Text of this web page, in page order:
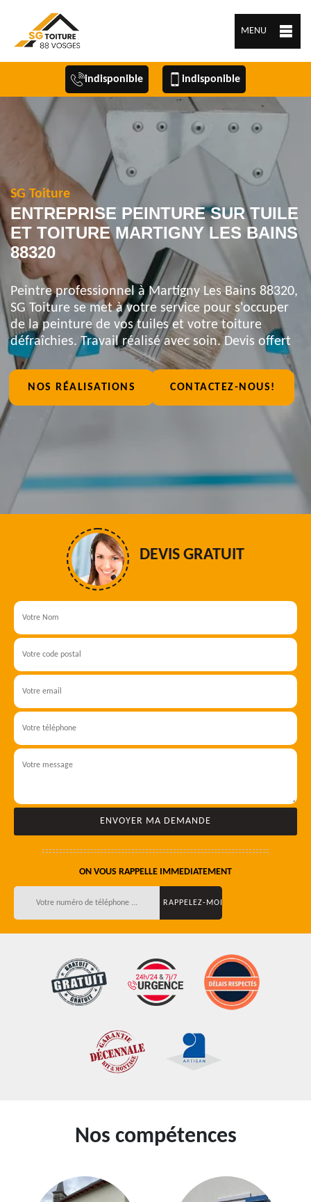
MENU
indisponible indisponible
SG Toiture
ENTREPRISE PEINTURE SUR TUILE
ET TOITURE MARTIGNY LES BAINS
88320
Peintre professionnel à Martigny Les Bains 88320,
SG Toiture se met à votre service pour s'occuper
de la peinture de vos tuiles et votre toiture
défraîchies. Travail réalisé avec soin. Devis offert
NOS RÉALISATIONS CONTACTEZ-NOUS!
DEVIS GRATUIT
ON VOUS RAPPELLE IMMEDIATEMENT
Nos compétences